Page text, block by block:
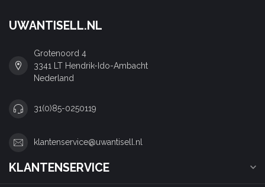
UWANTISELL.NL
Grotenoord 4
3341 LT Hendrik-Ido-Ambacht
Nederland
31(0)85-0250119
klantenservice@uwantisell.nl
KLANTENSERVICE